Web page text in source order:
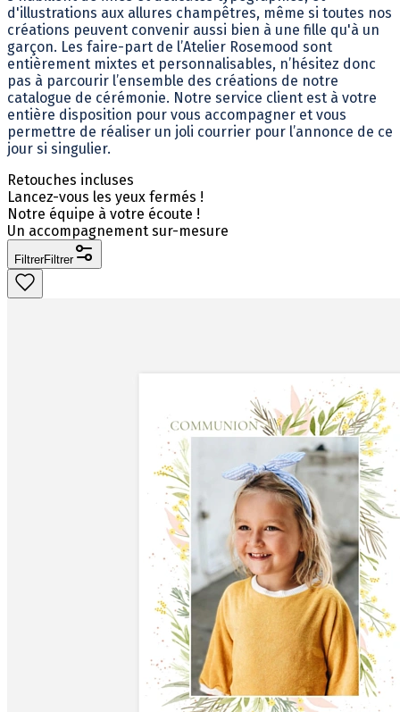
d'illustrations aux allures champêtres, même si toutes nos
créations peuvent convenir aussi bien à une fille qu'à un
garçon. Les faire-part de l’Atelier Rosemood sont
entièrement mixtes et personnalisables, n’hésitez donc
pas à parcourir l’ensemble des créations de notre
catalogue de cérémonie. Notre service client est à votre
entière disposition pour vous accompagner et vous
permettre de réaliser un joli courrier pour l’annonce de ce
jour si singulier.
Retouches incluses
Lancez-vous les yeux fermés !
Notre équipe à votre écoute !
Un accompagnement sur-mesure
FiltrerFiltrer